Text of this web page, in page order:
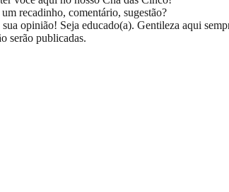
recadinho, comentário, sugestão?
sua opinião! Seja educado(a). Gentileza aqui
serão publicadas.